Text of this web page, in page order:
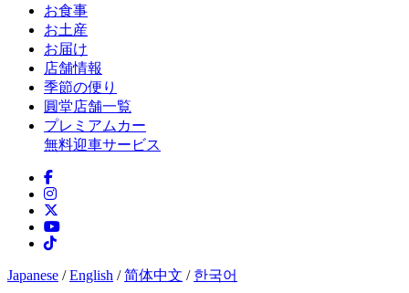
お食事
お土産
お届け
店舗情報
季節の便り
圓堂店舗一覧
プレミアムカー
無料迎車サービス
Japanese /English /简体中文 / 한국어